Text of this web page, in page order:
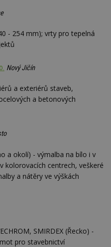
- 254 mm); vrty pro tepelná
Nový Jičín
a exteriérů staveb,
a betonových
a okolí) - výmalba na bílo i v
kolorovacích centrech, veškeré
a nátěry ve výškách
SMIRDEX (Řecko) -
pro stavebnictví